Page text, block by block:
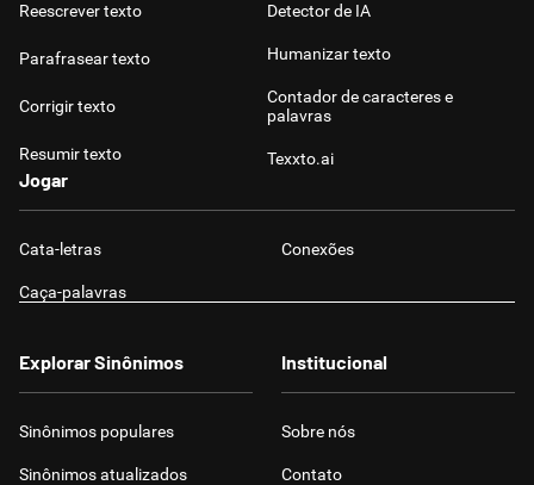
Reescrever texto
Parafrasear texto
Corrigir texto
Resumir texto
Detector de IA
Humanizar texto
Contador de caracteres e
palavras
Texxto.ai
Jogar
Cata-letras Conexões
Caça-palavras
Explorar Sinônimos
Sinônimos populares
Sinônimos atualizados
Institucional
Sobre nós
Contato